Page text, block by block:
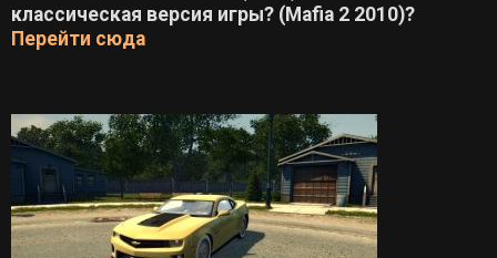
классическая версия игры? (Mafia 2 2010)?
Перейти сюда